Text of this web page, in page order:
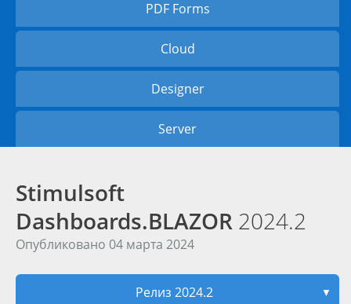
PDF Forms
Cloud
Designer
Server
Stimulsoft
Dashboards.BLAZOR 2024.2
Опубликовано 04 марта 2024
Релиз 2024.2 ▼